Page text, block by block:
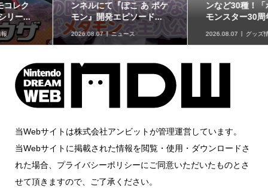
ンネルにて『ぽこ あ ポケ
モン』開発エピソード...
2026.08.07 ニュース
ンなど30種！「ポケット
モンスター30周年 ミニ...
2026.08.07 グッズ情報
当Webサイトは株式会社アンビットが管理運営しています。
当Webサイトに掲載された情報を閲覧・使用・ダウンロードさ
れた場合、プライバシーポリシーにご同意いただいたものとさ
せて頂きますので、ご了承ください。